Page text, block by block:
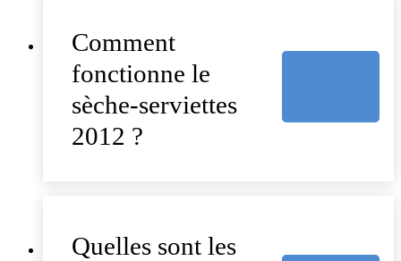
Comment
fonctionne le
sèche-serviettes
2012 ?
Quelles sont les